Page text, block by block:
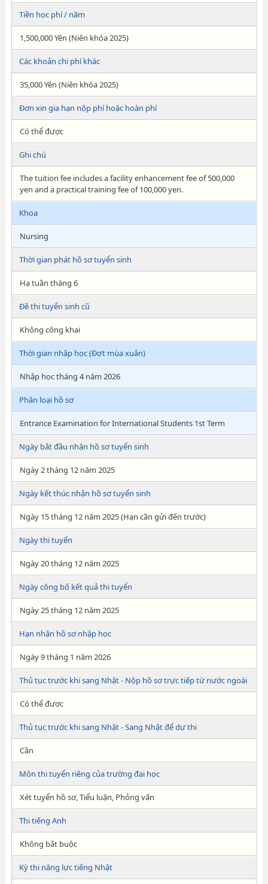
Tiền học phí / năm
1,500,000 Yên (Niên khóa 2025)
Các khoản chi phí khác
35,000 Yên (Niên khóa 2025)
Đơn xin gia hạn nộp phí hoặc hoàn phí
Có thể được
Ghi chú
The tuition fee includes a facility enhancement fee of 500,000
yen and a practical training fee of 100,000 yen.
Khoa
Nursing
Thời gian phát hồ sơ tuyển sinh
Hạ tuần tháng 6
Đề thi tuyển sinh cũ
Không công khai
Thời gian nhập học (Đợt mùa xuân)
Nhập học tháng 4 năm 2026
Phân loại hồ sơ
Entrance Examination for International Students 1st Term
Ngày bắt đầu nhận hồ sơ tuyển sinh
Ngày 2 tháng 12 năm 2025
Ngày kết thúc nhận hồ sơ tuyển sinh
Ngày 15 tháng 12 năm 2025 (Hạn cần gửi đến trước)
Ngày thi tuyển
Ngày 20 tháng 12 năm 2025
Ngày công bố kết quả thi tuyển
Ngày 25 tháng 12 năm 2025
Hạn nhận hồ sơ nhập học
Ngày 9 tháng 1 năm 2026
Thủ tục trước khi sang Nhật - Nộp hồ sơ trực tiếp từ nước ngoài
Có thể được
Thủ tục trước khi sang Nhật - Sang Nhật để dự thi
Cần
Môn thi tuyển riêng của trường đại học
Xét tuyển hồ sơ, Tiểu luận, Phỏng vấn
Thi tiếng Anh
Không bắt buộc
Kỳ thi năng lực tiếng Nhật